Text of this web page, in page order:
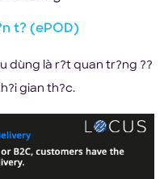
t? (ePOD)
dùng là r?t quan tr?ng ??
gian th?c.